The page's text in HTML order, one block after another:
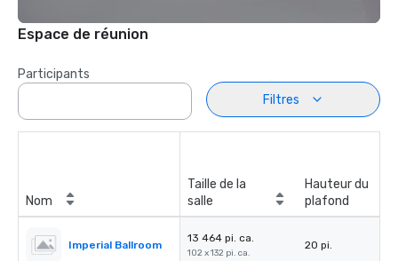
Espace de réunion
Participants
Filtres
Nom
Taille de la
salle
Hauteur du
plafond
Imperial Ballroom
13 464 pi. ca.
102 x 132 pi. ca.
20 pi.